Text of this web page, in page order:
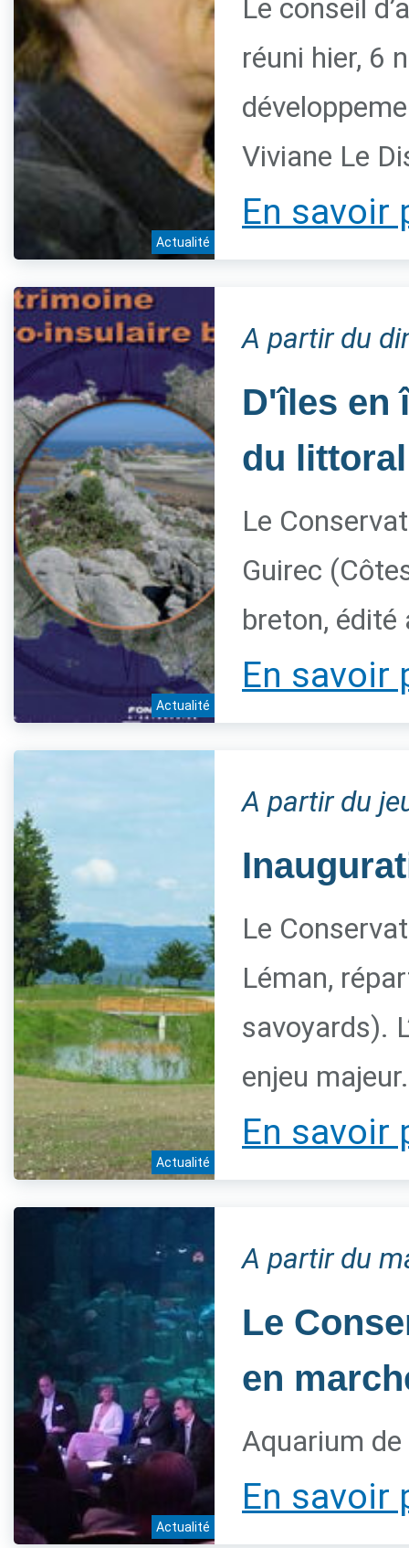
Actualité
Le conseil
réuni hier, 6
Viviane Le
En savoir
Actualité
A partir du
D'îles en
du
Le
Guirec
breton, édité
En savoir
Actualité
A partir du
Le
Léman,
savoyards).
enjeu majeur.
En savoir
Actualité
A partir du
Le
en
Aquarium
En savoir